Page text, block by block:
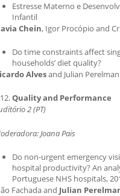
Estresse Materno e
Infantil
Chein, Igor Procópio and
Do time constraints affect
households’ diet quality?
Alvesand Julian Perelman
Quality and Performance
2 (PT)
Joana Pais
Do non-urgent emergency
hospital productivity? An
Portuguese NHS hospitals,
Fachada and Julian